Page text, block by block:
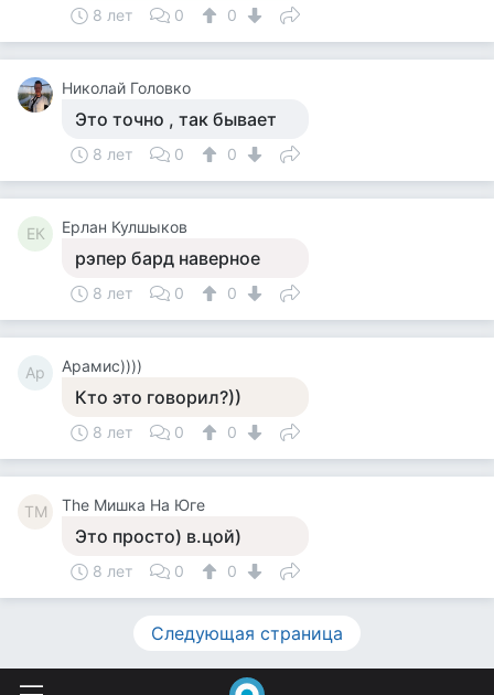
8 лет 0 0
Hиколай Головко
Это точно , так бывает
8 лет 0 0
ЕК Ерлан Кулшыков
рэпер бард наверное
8 лет 0 0
Ар Арамис))))
Кто это говорил?))
8 лет 0 0
TМ The Мишка На Юге
Это просто) в.цой)
8 лет 0 0
Следующая страница